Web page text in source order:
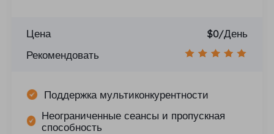
Цена
$0/День
Рекомендовать
Поддержка мультиконкурентности
Неограниченные сеансы и пропускная
способность